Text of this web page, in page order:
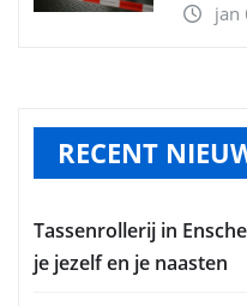
jan
RECENT
Tassenrollerij in
je jezelf en je naasten